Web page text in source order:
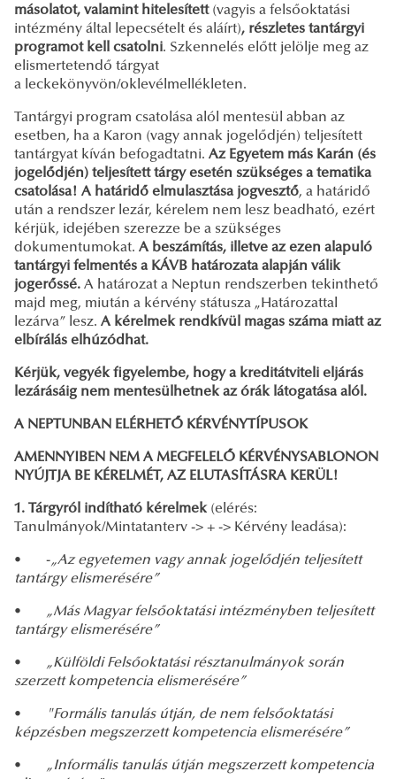
másolatot, valamint hitelesített(vagyis a felsőoktatási
intézmény által lepecsételt és aláírt), részletes tantárgyi
programot kell csatolni. Szkennelés előtt jelölje meg az
elismertetendő tárgyat
a leckekönyvön/oklevélmellékleten.
Tantárgyi program csatolása alól mentesül abban az
esetben, ha a Karon (vagy annak jogelődjén) teljesített
tantárgyat kíván befogadtatni. Az Egyetem más Karán (és
jogelődjén) teljesített tárgy esetén szükséges a tematika
csatolása! A határidő elmulasztása jogvesztő, a határidő
után a rendszer lezár, kérelem nem lesz beadható, ezért
kérjük, idejében szerezze be a szükséges
dokumentumokat. A beszámítás, illetve az ezen alapuló
tantárgyi felmentés a KÁVB határozata alapján válik
jogerőssé. A határozat a Neptun rendszerben tekinthető
majd meg, miután a kérvény státusza „Határozattal
lezárva” lesz. A kérelmek rendkívül magas száma miatt az
elbírálás elhúzódhat.
Kérjük, vegyék figyelembe, hogy a kreditátviteli eljárás
lezárásáig nem mentesülhetnek az órák látogatása alól.
A NEPTUNBAN ELÉRHETŐ KÉRVÉNYTÍPUSOK
AMENNYIBEN NEM A MEGFELELŐ KÉRVÉNYSABLONON
NYÚJTJA BE KÉRELMÉT, AZ ELUTASÍTÁSRA KERÜL!
1. Tárgyról indítható kérelmek(elérés:
Tanulmányok/Mintatanterv -> + -> Kérvény leadása):
• -„Az egyetemen vagy annak jogelődjén teljesített
tantárgy elismerésére”
•
„Más Magyar felsőoktatási intézményben teljesített
tantárgy elismerésére”
•
„Külföldi Felsőoktatási résztanulmányok során
szerzett kompetencia elismerésére”
•
"Formális tanulás útján, de nem felsőoktatási
képzésben megszerzett kompetencia elismerésére”
•
„Informális tanulás útján megszerzett kompetencia